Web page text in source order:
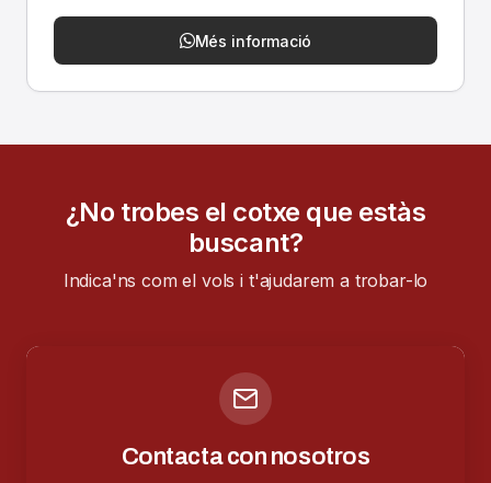
Més informació
¿No trobes el cotxe que estàs
buscant?
Indica'ns com el vols i t'ajudarem a trobar-lo
Contacta con nosotros